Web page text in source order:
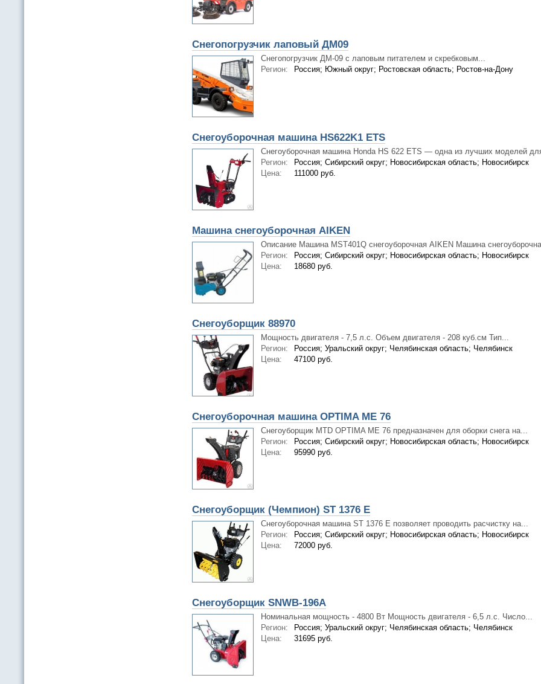
Снегопогрузчик лаповый ДМ09
Снегопогрузчик ДМ-09 с лаповым питателем и скребковым...
Регион:
Россия; Южный округ; Ростовская область; Ростов-на-Дону
Снегоуборочная машина HS622K1 ETS
Снегоуборочная машина Honda HS 622 ETS — одна из лучших моделей
Регион:
Россия; Сибирский округ; Новосибирская область; Новосибирск
Цена:
111000 руб.
Машина снегоуборочная AIKEN
Описание Машина MST401Q снегоуборочная AIKEN Машина
Регион:
Россия; Сибирский округ; Новосибирская область; Новосибирск
Цена:
18680 руб.
Снегоуборщик 88970
Мощность двигателя - 7,5 л.с. Объем двигателя - 208 куб.см Тип...
Регион:
Россия; Уральский округ; Челябинская область; Челябинск
Цена:
47100 руб.
Снегоуборочная машина OPTIMA ME 76
Снегоуборщик MTD OPTIMA ME 76 предназначен для оборки снега на...
Регион:
Россия; Сибирский округ; Новосибирская область; Новосибирск
Цена:
95990 руб.
Снегоуборщик (Чемпион) ST 1376 E
Снегоуборочная машина ST 1376 E позволяет проводить расчистку на...
Регион:
Россия; Сибирский округ; Новосибирская область; Новосибирск
Цена:
72000 руб.
Снегоуборщик SNWB-196A
Номинальная мощность - 4800 Вт Мощность двигателя - 6,5 л.с. Число...
Регион:
Россия; Уральский округ; Челябинская область; Челябинск
Цена:
31695 руб.